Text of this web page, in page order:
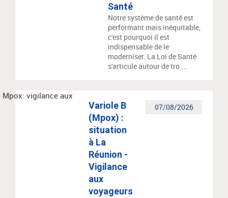
Santé
Notre système de santé est
performant mais inéquitable,
c'est pourquoi il est
indispensable de le
moderniser. La Loi de Santé
s'articule autour de tro ...
07/08/2026
Variole B
(Mpox) :
situation
à La
Réunion -
Vigilance
aux
voyageurs